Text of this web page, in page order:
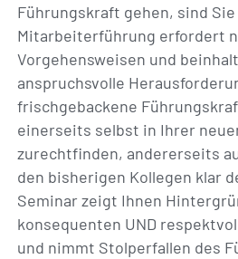
Führungskraft gehen, sind
Mitarbeiterführung erfordert
Vorgehensweisen und
anspruchsvolle
frischgebackene
einerseits selbst in Ihrer
zurechtfinden, andererseits
den bisherigen Kollegen klar
Seminar zeigt Ihnen
konsequenten UND
und nimmt Stolperfallen des